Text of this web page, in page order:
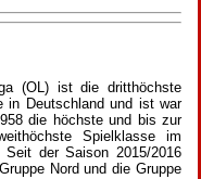
(OL) ist die dritthöchste
in Deutschland und ist war
die höchste und bis zur
Spielklasse im
Seit der Saison 2015/2016
Nord und die Gruppe